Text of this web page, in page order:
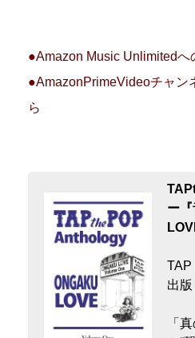
●Amazon Music Unlimitedへ
●AmazonPrimeVideoチャン
ら
ー
TAP
出版
「